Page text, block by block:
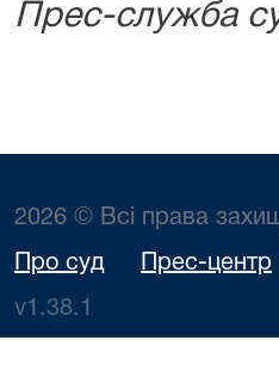
Прес-служба
2026 © Всі права
Про суд Прес-центр
v1.38.1